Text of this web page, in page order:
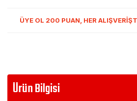
ÜYE OL 200 PUAN, HER
Ürün Bilgisi